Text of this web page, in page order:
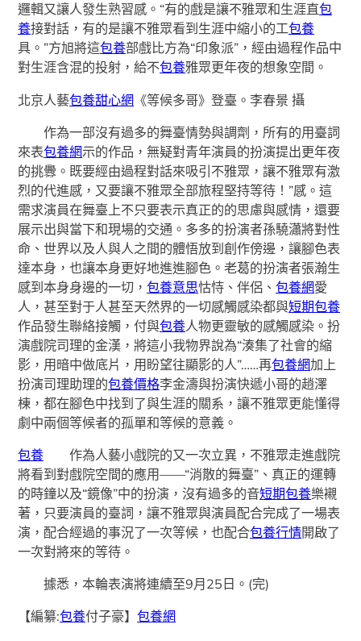
邏輯又讓人發生熟習感。“有的戲是讓不雅眾和生涯直包
養接對話，有的是讓不雅眾看到生涯中縮小的工包養
具。”方旭將這包養部戲比方為“印象派”，經由過程作品中
對生涯含混的投射，給不包養雅眾更年夜的想象空間。
北京人藝包養甜心網 《等候多哥》登臺。李春景 攝
作為一部沒有過多的舞臺情勢與調劑，所有的用臺詞
來表包養網示的作品，無疑對青年演員的扮演提出更年夜
的挑釁。既要經由過程對話來吸引不雅眾，讓不雅眾有激
烈的代進感，又要讓不雅眾全部旅程堅持等待！”感。這
需求演員在舞臺上不只要表示真正的的思慮與感情，還要
展示出與當下和現場的交通。多多的扮演者孫驍瀟將對性
命、世界以及人與人之間的體悟放到創作傍邊，讓腳色表
達本身，也讓本身更好地進進腳色。老葛的扮演者張瀚生
感到本身身邊的一切，包養意思怙恃、伴侶、包養網愛
人，甚至對于人甚至天然界的一切感觸感染都與短期包養
作品發生聯絡接觸，付與包養人物更靈敏的感觸感染。扮
演戲院司理的金漢，將這小我物界說為“湊集了社會的縮
影，用暗中做底片，用盼望往顯影的人”……再包養網加上
扮演司理助理的包養價格李金濤與扮演快遞小哥的趙澤
棟，都在腳色中找到了與生涯的關系，讓不雅眾更能懂得
劇中兩個等候者的孤單和等候的意義。
包養 作為人藝小戲院的又一次立異，不雅眾走進戲院
將看到對戲院空間的應用——“消散的舞臺”、真正的運轉
的時鐘以及“鏡像”中的扮演，沒有過多的音短期包養樂襯
著，只要演員的臺詞，讓不雅眾與演員配合完成了一場表
演，配合經過的事況了一次等候，也配合包養行情開啟了
一次對將來的等待。
據悉，本輪表演將連續至9月25日。(完)
【編纂:包養付子豪】包養網